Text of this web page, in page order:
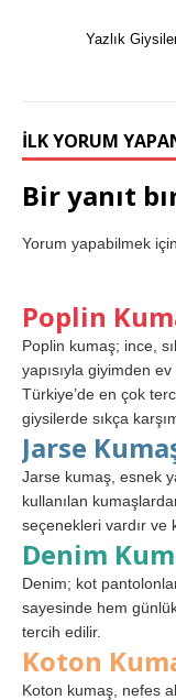
Yazlık
İLK YORUM
Bir yanıt
Yorum yapabilmek için
Poplin
Poplin kumaş; ince,
yapısıyla giyimden
Türkiye’de en çok
giysilerde sıkça
Jarse
Jarse kumaş, esnek
kullanılan
seçenekleri vardır ve
Denim
Denim; kot
sayesinde hem
tercih edilir.
Koton
Koton kumaş, nefes